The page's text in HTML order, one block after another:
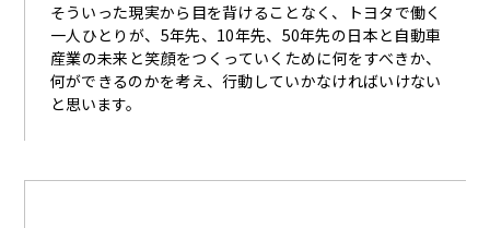
そういった現実から目を背けることなく、トヨタで働く
一人ひとりが、 5年先、 10年先、 50年先の日本と自動車
産業の未来と笑顔をつくっていくために何をすべきか、
何ができるのかを考え、行動していかなければいけない
と思います。